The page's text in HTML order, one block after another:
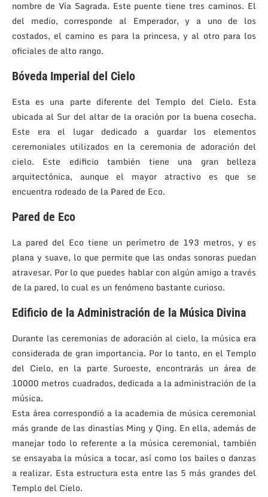
nombre de Vía Sagrada. Este puente tiene tres caminos. El
del medio, corresponde al Emperador, y a uno de los
costados, el camino es para la princesa, y al otro para los
oficiales de alto rango.
Bóveda Imperial del Cielo
Esta es una parte diferente del Templo del Cielo. Esta
ubicada al Sur del altar de la oración por la buena cosecha.
Este era el lugar dedicado a guardar los elementos
ceremoniales utilizados en la ceremonia de adoración del
cielo. Este edificio también tiene una gran belleza
arquitectónica, aunque el mayor atractivo es que se
encuentra rodeado de la Pared de Eco.
Pared de Eco
La pared del Eco tiene un perímetro de 193 metros, y es
plana y suave, lo que permite que las ondas sonoras puedan
atravesar. Por lo que puedes hablar con algún amigo a través
de la pared, lo cual es un fenómeno bastante curioso.
Edificio de la Administración de la Música Divina
Durante las ceremonias de adoración al cielo, la música era
considerada de gran importancia. Por lo tanto, en el Templo
del Cielo, en la parte Suroeste, encontrarás un área de
10000 metros cuadrados, dedicada a la administración de la
música.
Esta área correspondió a la academia de música ceremonial
más grande de las dinastías Ming y Qing. En ella, además de
manejar todo lo referente a la música ceremonial, también
se ensayaba la música a tocar, así como los bailes o danzas
a realizar. Esta estructura esta entre las 5 más grandes del
Templo del Cielo.